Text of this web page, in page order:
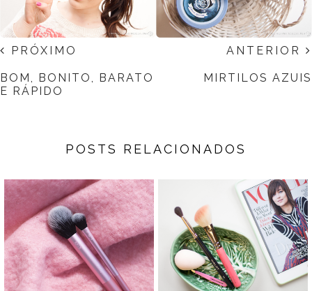
ANTERIOR
MIRTILOS AZUIS
PRÓXIMO
BOM, BONITO, BARATO
E RÁPIDO
POSTS RELACIONADOS